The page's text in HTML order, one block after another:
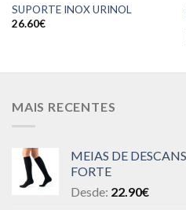
SUPORTE INOX URINOL
26.60€
MAIS RECENTES
MEIAS DE
FORTE
Desde: 22.90€